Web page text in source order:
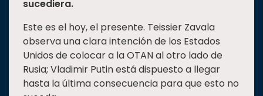
sucediera.
Este es el hoy, el presente. Teissier Zavala
observa una clara intención de los Estados
Unidos de colocar a la OTAN al otro lado de
Rusia; Vladimir Putin está dispuesto a llegar
hasta la última consecuencia para que esto no